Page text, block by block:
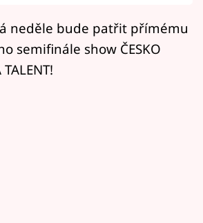
neděle bude patřit přímému
semifinále show ČESKO